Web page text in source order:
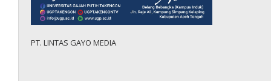
PT. LINTAS GAYO MEDIA